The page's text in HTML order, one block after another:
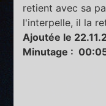
retient avec sa
l'interpelle, il la
Ajoutée le
Minutage :